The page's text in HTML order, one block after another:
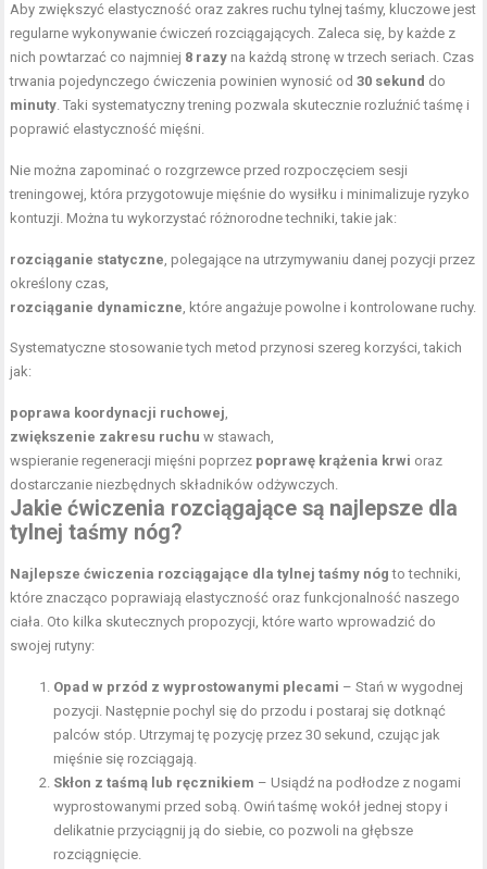
Aby zwiększyć elastyczność oraz zakres ruchu tylnej taśmy, kluczowe jest
regularne wykonywanie ćwiczeń rozciągających. Zaleca się, by każde z
nich powtarzać co najmniej 8 razy na każdą stronę w trzech seriach. Czas
trwania pojedynczego ćwiczenia powinien wynosić od30 sekund do
minuty. Taki systematyczny trening pozwala skutecznie rozluźnić taśmę i
poprawić elastyczność mięśni.
Nie można zapominać o rozgrzewce przed rozpoczęciem sesji
treningowej, która przygotowuje mięśnie do wysiłku i minimalizuje ryzyko
kontuzji. Można tu wykorzystać różnorodne techniki, takie jak:
rozciąganie statyczne, polegające na utrzymywaniu danej pozycji przez
określony czas,
rozciąganie dynamiczne, które angażuje powolne i kontrolowane ruchy.
Systematyczne stosowanie tych metod przynosi szereg korzyści, takich
jak:
poprawa koordynacji ruchowej,
zwiększenie zakresu ruchu w stawach,
wspieranie regeneracji mięśni poprzez poprawę krążenia krwi oraz
dostarczanie niezbędnych składników odżywczych.
Jakie ćwiczenia rozciągające są najlepsze dla
tylnej taśmy nóg?
Najlepsze ćwiczenia rozciągające dla tylnej taśmy nóg to techniki,
które znacząco poprawiają elastyczność oraz funkcjonalność naszego
ciała. Oto kilka skutecznych propozycji, które warto wprowadzić do
swojej rutyny:
Opad w przód z wyprostowanymi plecami – Stań w wygodnej
pozycji. Następnie pochyl się do przodu i postaraj się dotknąć
palców stóp. Utrzymaj tę pozycję przez 30 sekund, czując jak
mięśnie się rozciągają.
Skłon z taśmą lub ręcznikiem – Usiądź na podłodze z nogami
wyprostowanymi przed sobą. Owiń taśmę wokół jednej stopy i
delikatnie przyciągnij ją do siebie, co pozwoli na głębsze
rozciągnięcie.